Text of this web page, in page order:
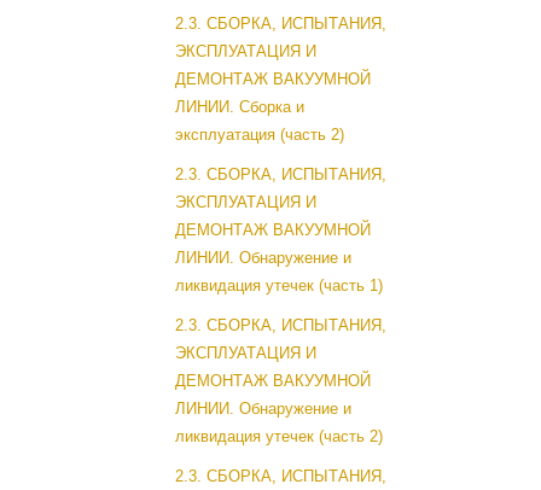
2.3. СБОРКА, ИСПЫТАНИЯ,
ЭКСПЛУАТАЦИЯ И
ДЕМОНТАЖ ВАКУУМНОЙ
ЛИНИИ. Сборка и
эксплуатация (часть 2)
2.3. СБОРКА, ИСПЫТАНИЯ,
ЭКСПЛУАТАЦИЯ И
ДЕМОНТАЖ ВАКУУМНОЙ
ЛИНИИ. Обнаружение и
ликвидация утечек (часть 1)
2.3. СБОРКА, ИСПЫТАНИЯ,
ЭКСПЛУАТАЦИЯ И
ДЕМОНТАЖ ВАКУУМНОЙ
ЛИНИИ. Обнаружение и
ликвидация утечек (часть 2)
2.3. СБОРКА, ИСПЫТАНИЯ,